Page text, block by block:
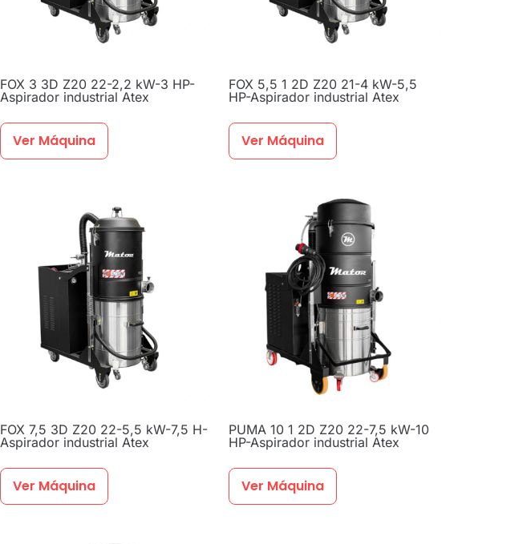
FOX 3 3D Z20 22-2,2 kW-3 HP-
Aspirador industrial Atex
Ver Máquina
FOX 5,5 1 2D Z20 21-4 kW-5,5
HP-Aspirador industrial Atex
Ver Máquina
FOX 7,5 3D Z20 22-5,5 kW-7,5 H-
Aspirador industrial Atex
Ver Máquina
PUMA 10 1 2D Z20 22-7,5 kW-10
HP-Aspirador industrial Atex
Ver Máquina